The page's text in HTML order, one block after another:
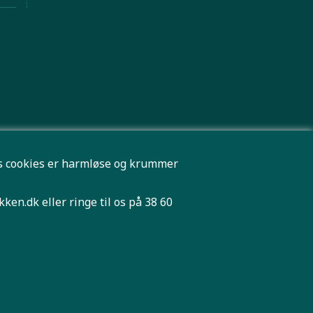
er harmløse og krummer
eller ringe til os på 38 60